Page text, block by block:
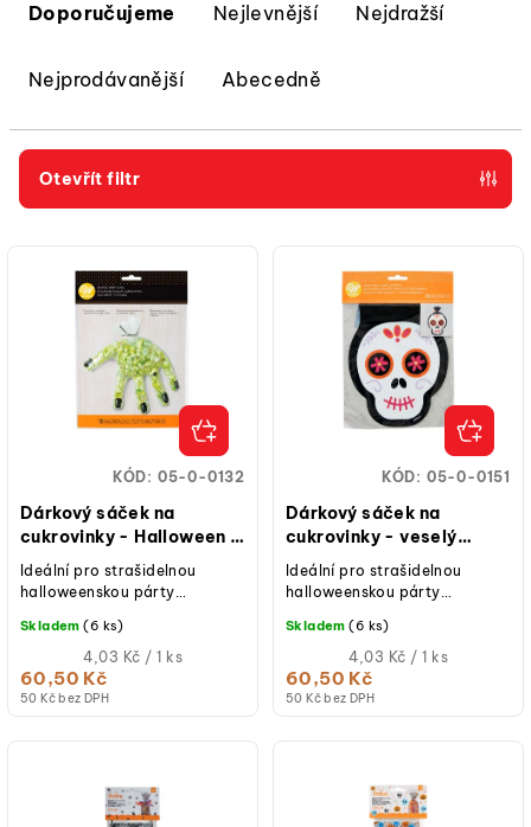
r
Doporučujeme Nejlevnější Nejdražší
Nejprodávanější Abecedně
Otevřít filtr
d
u
k
t
ů
Dárkový sáček na
cukrovinky - Halloween -
ruka - 15 ks WILTON
50 Kč bez DPH
60,50 Kč
Měrná
cena:
4,03 Kč / 1 ks
Skladem (6 ks)
Ideální pro strašidelnou
halloweenskou párty
strašidelné dárky pro své
blízké s těmito...
KÓD: 05-0-0132
Dárkový sáček na
cukrovinky - veselý
Halloween - 15 ks
WILTON
50 Kč bez DPH
60,50 Kč
Měrná
cena:
4,03 Kč / 1 ks
Skladem (6 ks)
Ideální pro strašidelnou
halloweenskou párty
strašidelné dárky pro své
blízké s těmito...
KÓD: 05-0-0151